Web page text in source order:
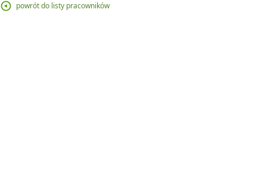
powrót do listy pracowników